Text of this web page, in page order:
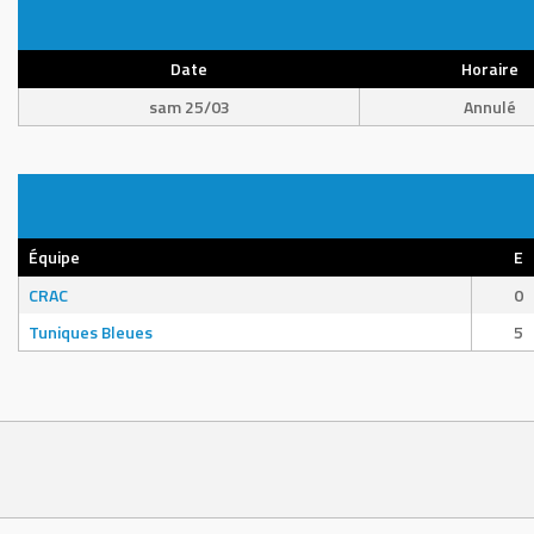
Date Horaire
sam 25/03
Annulé
Équipe E
CRAC
0
Tuniques Bleues
5